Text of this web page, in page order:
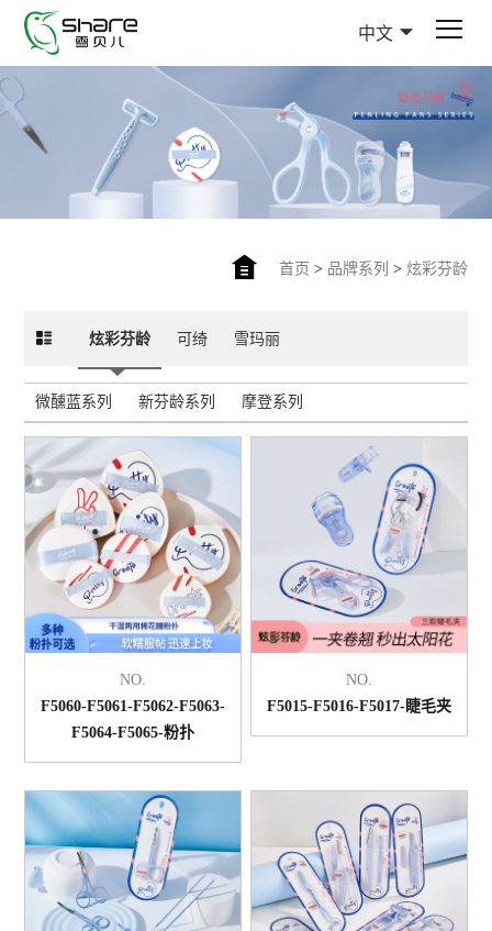
中文
首页 > 品牌系列 > 炫彩芬龄
炫彩芬龄 可绮 雪玛丽
微醺蓝系列 新芬龄系列 摩登系列
NO.
F5060-F5061-F5062-F5063-
F5064-F5065-粉扑
NO.
F5015-F5016-F5017-睫毛夹